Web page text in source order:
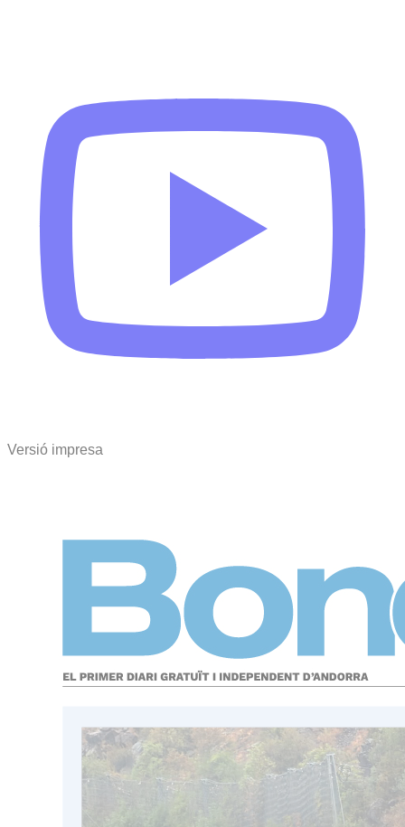
Versió impresa